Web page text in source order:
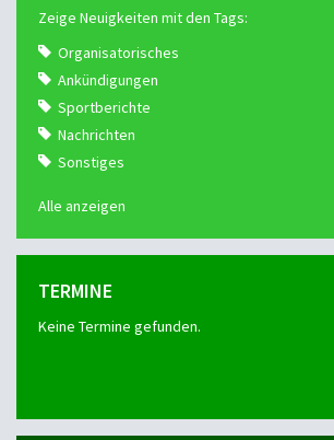
Zeige Neuigkeiten mit den Tags:
Organisatorisches
Ankündigungen
Sportberichte
Nachrichten
Sonstiges
Alle anzeigen
TERMINE
Keine Termine gefunden.